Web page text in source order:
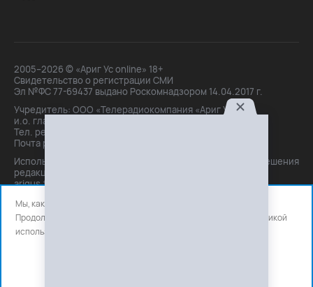
2005–2026 © «Ариг Ус online» 18+
Свидетельство о регистрации СМИ
Эл №ФС 77-69437 выдано Роскомнадзором 14.04.2017 г.
Учредитель: ООО «Телерадиокомпания «Ариг Ус»,
и.о. главного редактора: Маханова О.Б.
Тел. peдakции: +7(3012)21-30-14,
Почта peдakции: editor@arigus.tv
Использование материалов только с письменного разрешения
редакции. При цитировании прямая активная ссылка на
arigus.tv обязательна.
Мы, как и все используем файлы cookie и сервисы аналитики.
Продолжая использовать сайт, вы соглашаетесь с нашей
политикой
использования